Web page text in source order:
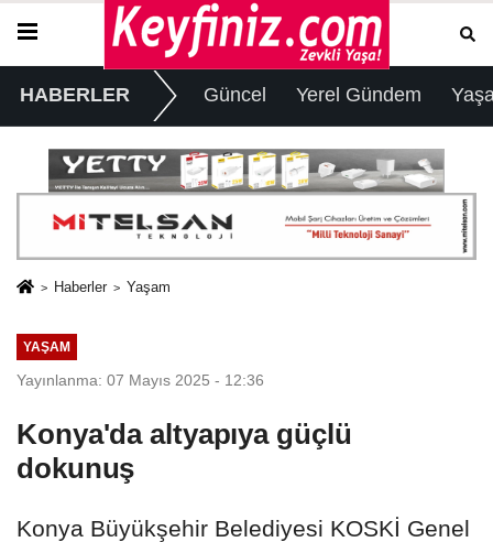
HABERLER Güncel Yerel Gündem
Haberler Yaşam
YAŞAM
Yayınlanma: 07 Mayıs 2025 - 12:36
Konya'da altyapıya güçlü
dokunuş
Konya Büyükşehir Belediyesi KOSKİ Genel